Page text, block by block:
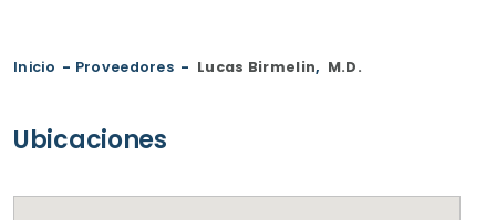
Inicio - Proveedores - Lucas Birmelin, M.D.
Ubicaciones